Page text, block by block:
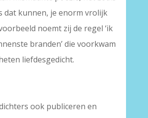
dat kunnen, je enorm vrolijk
noemt zij de regel ‘ik
branden’ die voorkwam
liefdesgedicht.
ook publiceren en